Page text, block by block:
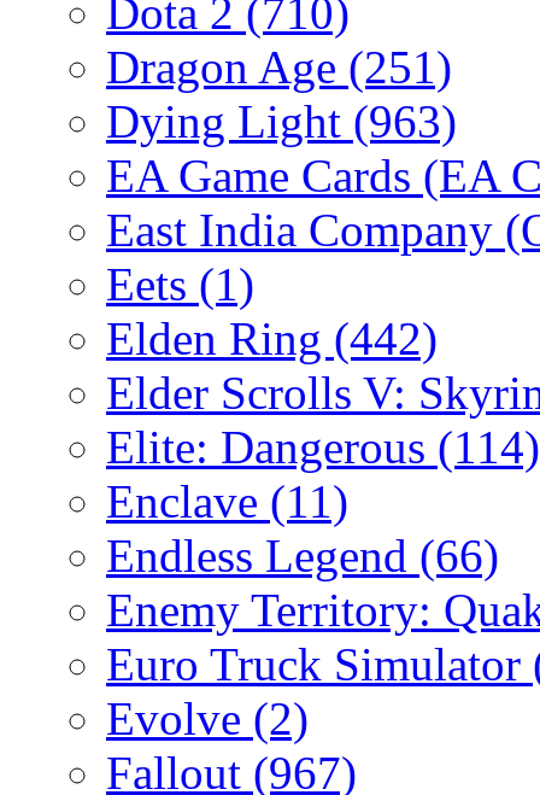
Dota 2 (710)
Dragon Age (251)
Dying Light (963)
EA Game Cards (EA
East India Company
Eets (1)
Elden Ring (442)
Elder Scrolls V:
Elite: Dangerous (114)
Enclave (11)
Endless Legend (66)
Enemy Territory:
Euro Truck Simulator
Evolve (2)
Fallout (967)